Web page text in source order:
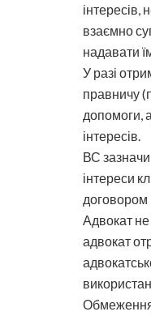
інтересів,
взаємно
надавати
У разі
правничу
допомоги,
інтересів.
ВС
інтереси
договором
Адвокат
адвокат